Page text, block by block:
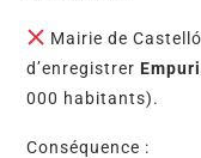
Mairie de
d’enregistrer
000 habitants).
Conséquence :